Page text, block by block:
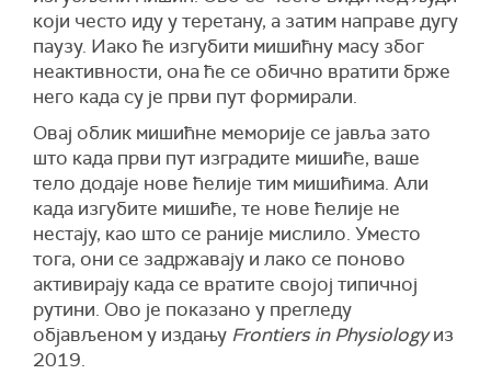
који често иду у теретану, а затим направе дугу
паузу. Иако ће изгубити мишићну масу због
неактивности, она ће се обично вратити брже
него када су је први пут формирали.
Овај облик мишићне меморије се јавља зато
што када први пут изградите мишиће, ваше
тело додаје нове ћелије тим мишићима. Али
када изгубите мишиће, те нове ћелије не
нестају, као што се раније мислило. Уместо
тога, они се задржавају и лако се поново
активирају када се вратите својој типичној
рутини. Ово је показано у прегледу
објављеном у издању Frontiers in Physiologyиз
2019.